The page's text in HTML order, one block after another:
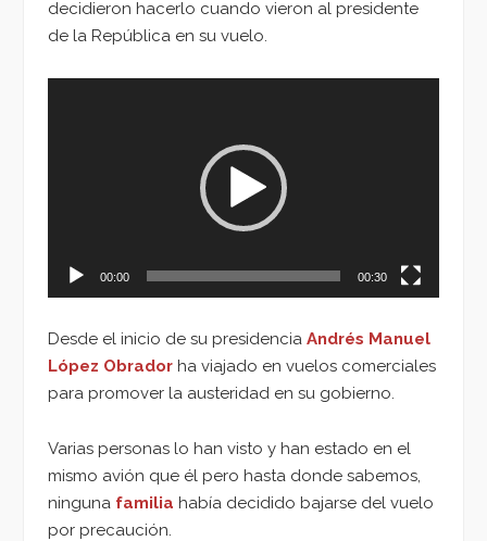
decidieron hacerlo cuando vieron al presidente
de la República en su vuelo.
00:00 00:30
Desde el inicio de su presidencia Andrés Manuel
López Obrador ha viajado en vuelos comerciales
para promover la austeridad en su gobierno.
Varias personas lo han visto y han estado en el
mismo avión que él pero hasta donde sabemos,
ninguna familia había decidido bajarse del vuelo
por precaución.